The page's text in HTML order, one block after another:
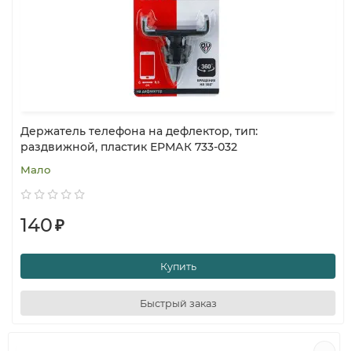
Держатель телефона на дефлектор, тип:
раздвижной, пластик ЕРМАК 733-032
Мало
140₽
Купить
Быстрый заказ